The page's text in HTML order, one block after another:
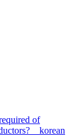
of
korean